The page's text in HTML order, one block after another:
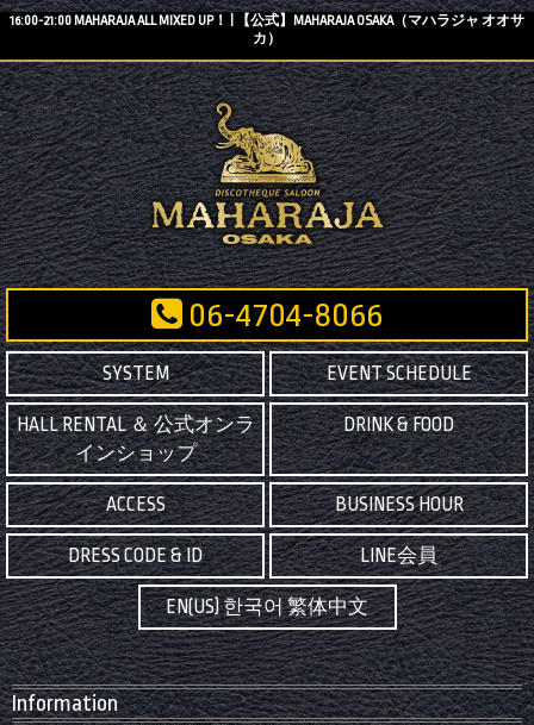
16:00-21:00 MAHARAJA ALL MIXED UP！ | 【公式】MAHARAJA OSAKA（マハラジャ オオサ
カ）
06-4704-8066
SYSTEM EVENT SCHEDULE
HALL RENTAL ＆ 公式オンラ
インショップ
DRINK & FOOD
ACCESS BUSINESS HOUR
DRESS CODE & ID LINE会員
EN(US) 한국어 繁体中文
Information